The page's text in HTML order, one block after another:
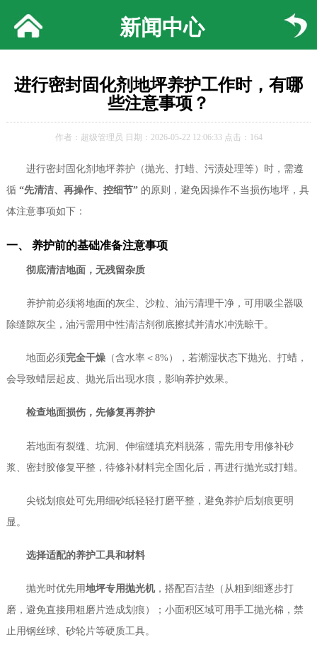
新闻中心
进行密封固化剂地坪养护工作时，有哪
些注意事项？
作者：超级管理员 日期：2026-05-22 12:06:33 点击：164
进行密封固化剂地坪养护（抛光、打蜡、污渍处理等）时，需遵
循 “先清洁、再操作、控细节”的原则，避免因操作不当损伤地坪，具
体注意事项如下：
一、 养护前的基础准备注意事项
彻底清洁地面，无残留杂质
养护前必须将地面的灰尘、沙粒、油污清理干净，可用吸尘器吸
除缝隙灰尘，油污需用中性清洁剂彻底擦拭并清水冲洗晾干。
地面必须完全干燥（含水率＜8%），若潮湿状态下抛光、打蜡，
会导致蜡层起皮、抛光后出现水痕，影响养护效果。
检查地面损伤，先修复再养护
若地面有裂缝、坑洞、伸缩缝填充料脱落，需先用专用修补砂
浆、密封胶修复平整，待修补材料完全固化后，再进行抛光或打蜡。
尖锐划痕处可先用细砂纸轻轻打磨平整，避免养护后划痕更明
显。
选择适配的养护工具和材料
抛光时优先用地坪专用抛光机，搭配百洁垫（从粗到细逐步打
磨，避免直接用粗磨片造成划痕）；小面积区域可用手工抛光棉，禁
止用钢丝球、砂轮片等硬质工具。